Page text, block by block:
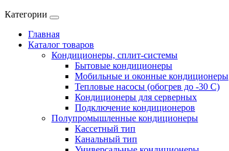
Категории
Главная
Каталог товаров
Кондиционеры, сплит-системы
Бытовые кондиционеры
Мобильные и оконные кондиционеры
Тепловые насосы (обогрев до -30 C)
Кондиционеры для серверных
Подключение кондиционеров
Полупромышленные кондиционеры
Кассетный тип
Канальный тип